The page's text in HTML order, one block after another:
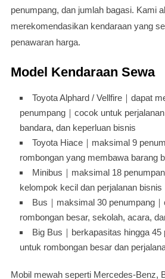
penumpang, dan jumlah bagasi. Kami
merekomendasikan kendaraan yang
penawaran harga.
Model Kendaraan Sewa
Toyota Alphard / Vellfire｜dapat
penumpang｜cocok untuk
bandara, dan keperluan bisnis
Toyota Hiace｜maksimal 9
rombongan yang membawa barang
Minibus｜maksimal 18
kelompok kecil dan perjalanan bisnis
Bus｜maksimal 30 penumpang
rombongan besar, sekolah, acara,
Big Bus｜berkapasitas hingga
untuk rombongan besar dan
Mobil mewah seperti Mercedes-Benz,